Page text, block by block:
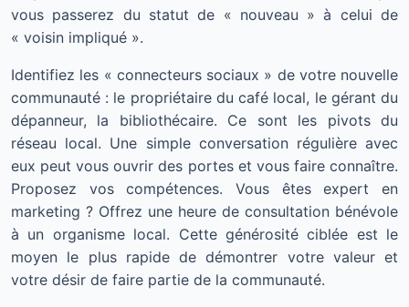
vous passerez du statut de « nouveau » à celui de
« voisin impliqué ».
Identifiez les « connecteurs sociaux » de votre nouvelle
communauté : le propriétaire du café local, le gérant du
dépanneur, la bibliothécaire. Ce sont les pivots du
réseau local. Une simple conversation régulière avec
eux peut vous ouvrir des portes et vous faire connaître.
Proposez vos compétences. Vous êtes expert en
marketing ? Offrez une heure de consultation bénévole
à un organisme local. Cette générosité ciblée est le
moyen le plus rapide de démontrer votre valeur et
votre désir de faire partie de la communauté.